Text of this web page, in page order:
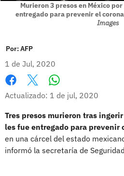
Murieron 3 presos en México
entregado para prevenir el
Images
Por:AFP
1 de Jul, 2020
Facebook
X
Actualizado: 1 de jul, 2020
Tres presos murieron tras
les fue entregado para prevenir
en una cárcel del estado
informó la secretaría de